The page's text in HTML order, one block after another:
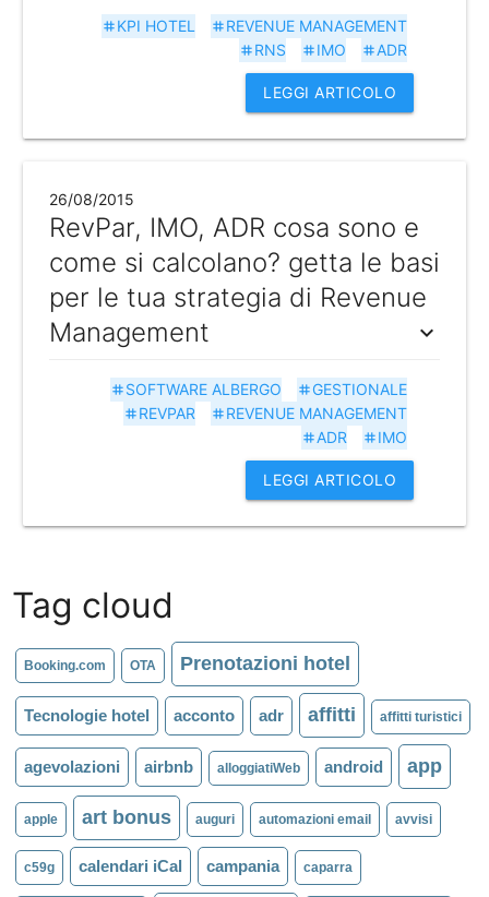
tag REVENUE MANAGEMENT
tag KPI HOTEL
tag ADR
tag IMO
tag RNS
LEGGI ARTICOLO
26/08/2015
RevPar, IMO, ADR cosa sono e
come si calcolano? getta le basi
per le tua strategia di Revenue
Management
expand_more
tag GESTIONALE
tag SOFTWARE ALBERGO
tag REVENUE MANAGEMENT
tag REVPAR
tag IMO
tag ADR
LEGGI ARTICOLO
Tag cloud
Booking.com OTA Prenotazioni hotel
Tecnologie hotel acconto adr affitti affitti turistici
agevolazioni airbnb alloggiatiWeb android app
apple art bonus auguri automazioni email avvisi
c59g calendari iCal campania caparra